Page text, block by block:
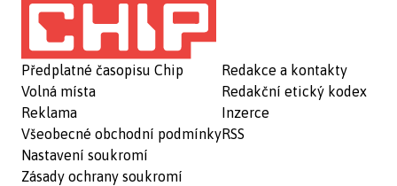
Předplatné časopisu Chip
Volná místa
Reklama
Všeobecné obchodní podmínky
Nastavení soukromí
Zásady ochrany soukromí
Redakce a kontakty
Redakční etický kodex
Inzerce
RSS